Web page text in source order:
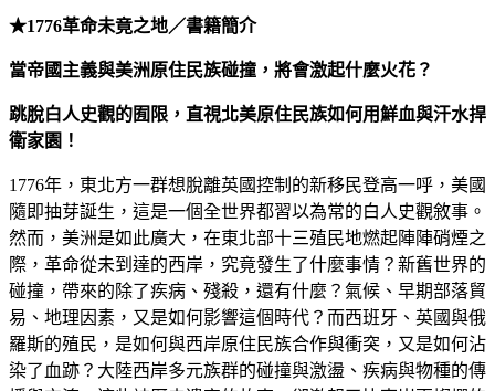
★1776革命未竟之地／書籍簡介
當帝國主義與美洲原住民族碰撞，將會激起什麼火花？
跳脫白人史觀的囿限，直視北美原住民族如何用鮮血與汗水捍
衛家園！
1776年，東北方一群想脫離英國控制的新移民登高一呼，美國
隨即抽芽誕生，這是一個全世界都習以為常的白人史觀敘事。
然而，美洲是如此廣大，在東北部十三殖民地燃起陣陣硝煙之
際，革命從未到達的西岸，究竟發生了什麼事情？新舊世界的
碰撞，帶來的除了疾病、殘殺，還有什麼？氣候、早期部落貿
易、地理因素，又是如何影響這個時代？而西班牙、英國與俄
羅斯的殖民，是如何與西岸原住民族合作與衝突，又是如何沾
染了血跡？大陸西岸多元族群的碰撞與激盪、疾病與物種的傳